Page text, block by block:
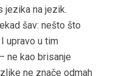
jezika na jezik.
šav: nešto što
upravo u tim
ne kao brisanje
ne znače odmah